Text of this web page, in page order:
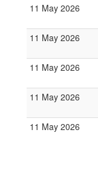
11 May 2026
11 May 2026
11 May 2026
11 May 2026
11 May 2026